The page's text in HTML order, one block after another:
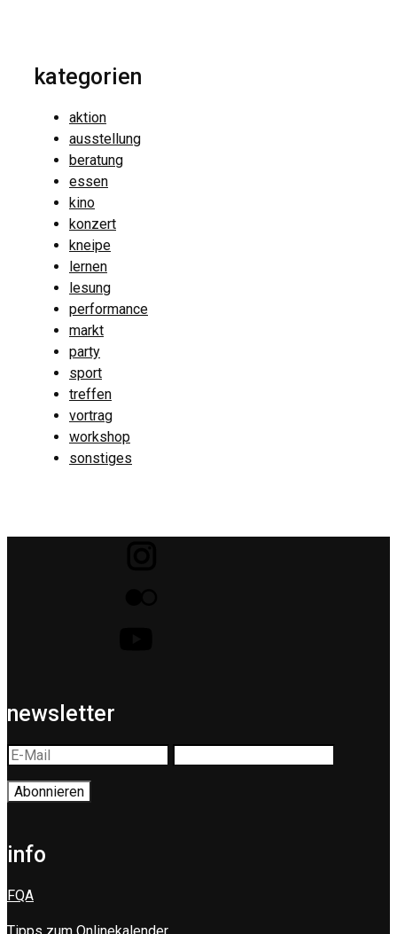
kategorien
aktion
ausstellung
beratung
essen
kino
konzert
kneipe
lernen
lesung
performance
markt
party
sport
treffen
vortrag
workshop
sonstiges
newsletter
info
FQA
Tipps zum Onlinekalender